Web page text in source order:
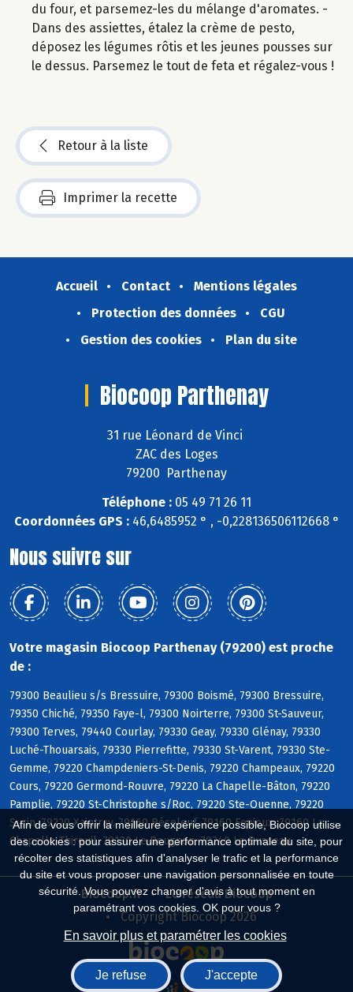
Afin de vous offrir la meilleure expérience possible, Biocoop utilise
des cookies : pour assurer une performance optimale du site, pour
récolter des statistiques afin d'analyser le trafic et la performance
du site et vous proposer une navigation personnalisée en toute
sécurité. Vous pouvez changer d'avis à tout moment en
paramétrant vos cookies. OK pour vous ?
En savoir plus et paramétrer les cookies
Je refuse J'accepte
du four, et parsemez-les du mélange d'aromates. -
Dans des assiettes, étalez la crème de pesto,
déposez les légumes rôtis et les jeunes pousses sur
le dessus. Parsemez le tout de feta et régalez-vous !
Retour à la liste
Imprimer la recette
Accueil Contact
Mentions légales
Protection des données
CGU
Gestion des cookies
Plan du site
Biocoop Parthenay
31 rue Léonard de Vinci
ZAC des Loges
79200 Parthenay
Téléphone : 05 49 71 26 11
Coordonnées GPS :46,6485952 ° , -0,228136506112668 °
Nous suivre sur
Votre magasin Biocoop Parthenay (79200) est proche
de :
79300 Beaulieu s/s Bressuire, 79300 Boismé, 79300 Bressuire,
79350 Chiché, 79350 Faye-l, 79300 Noirterre, 79300 St-Sauveur,
79300 Terves, 79440 Courlay, 79330 Geay, 79330 Glénay, 79330
Luché-Thouarsais, 79330 Pierrefitte, 79330 St-Varent, 79330 Ste-
Gemme, 79220 Champdeniers-St-Denis, 79220 Champeaux, 79220
Cours, 79220 Germond-Rouvre, 79220 La Chapelle-Bâton, 79220
Pamplie, 79220 St-Christophe s/Roc, 79220 Ste-Ouenne, 79220
Surin, 79220 Xaintray, 79160 Béceleuf, 79160 Fenioux, 79160 La
Chapelle-Thireuil, 79130 Le Beugnon, 79240 Le Busseau
Biocoop.fr
Le réseau Biocoop
Copyright Biocoop 2026